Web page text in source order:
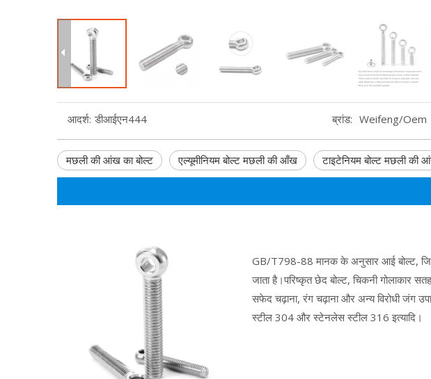
आदर्श: डीआईएन444 ब्रांड: Weifeng/Oem
मछली की आंख का बोल्ट एल्यूमीनियम बोल्ट मछली की आँख टाइटेनियम बोल्ट मछली की
GB/T798-88 मानक के अनुसार आई बोल्ट,
जाता है।परिष्कृत छेद बोल्ट, चिकनी गोलाकार
सफेद चढ़ाना, रंग चढ़ाना और अन्य विरोधी जंग
स्टील 304 और स्टेनलेस स्टील 316 इत्यादि।